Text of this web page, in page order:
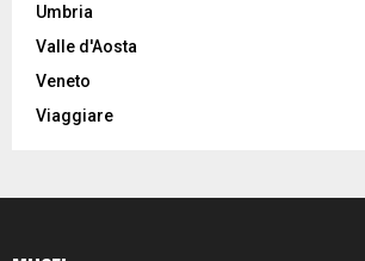
Umbria
Valle d'Aosta
Veneto
Viaggiare